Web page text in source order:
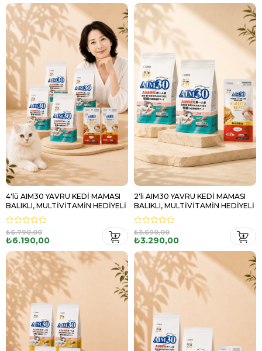
4'lü AIM30 YAVRU KEDİ MAMASI
BALIKLI, MULTİVİTAMİN HEDİYELİ
₺6.190,00
₺6.790,00
2'li AIM30 YAVRU KEDİ MAMASI
BALIKLI, MULTİVİTAMİN HEDİYELİ
₺3.290,00
₺3.690,00